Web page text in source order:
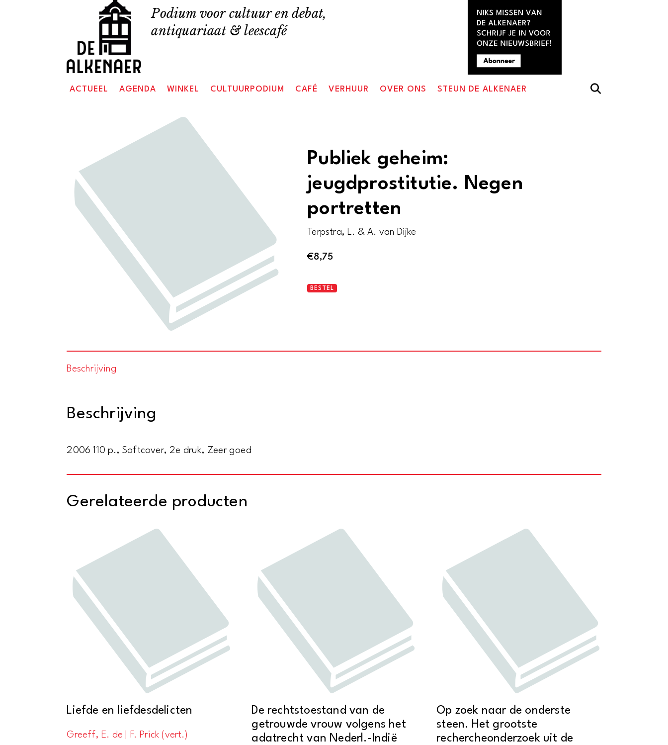
Podium voor cultuur en debat,
antiquariaat & leescafé
ACTUEEL AGENDA WINKEL CULTUURPODIUM CAFÉ VERHUUR OVER ONS STEUN DE ALKENAER
Publiek geheim:
jeugdprostitutie. Negen
portretten
Terpstra, L. & A. van Dijke
€8,75
Publiek
BESTEL
Beschrijving
Beschrijving
2006 110 p., Softcover, 2e druk, Zeer goed
Gerelateerde producten
Liefde en liefdesdelicten
Greeff, E. de | F. Prick (vert.)
De rechtstoestand van de
getrouwde vrouw volgens het
adatrecht van Nederl.-Indië
Op zoek naar de onderste
steen. Het grootste
rechercheonderzoek uit de